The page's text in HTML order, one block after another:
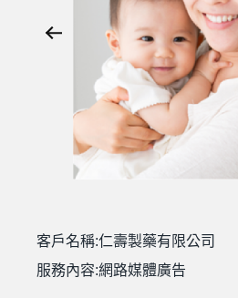
客戶名稱:仁壽製藥有限公司
服務內容:網路媒體廣告